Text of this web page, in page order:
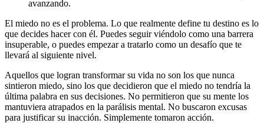
avanzando.
El miedo no es el problema. Lo que realmente define tu destino es lo
que decides hacer con él. Puedes seguir viéndolo como una barrera
insuperable, o puedes empezar a tratarlo como un desafío que te
llevará al siguiente nivel.
Aquellos que logran transformar su vida no son los que nunca
sintieron miedo, sino los que decidieron que el miedo no tendría la
última palabra en sus decisiones. No permitieron que su mente los
mantuviera atrapados en la parálisis mental. No buscaron excusas
para justificar su inacción. Simplemente tomaron acción.